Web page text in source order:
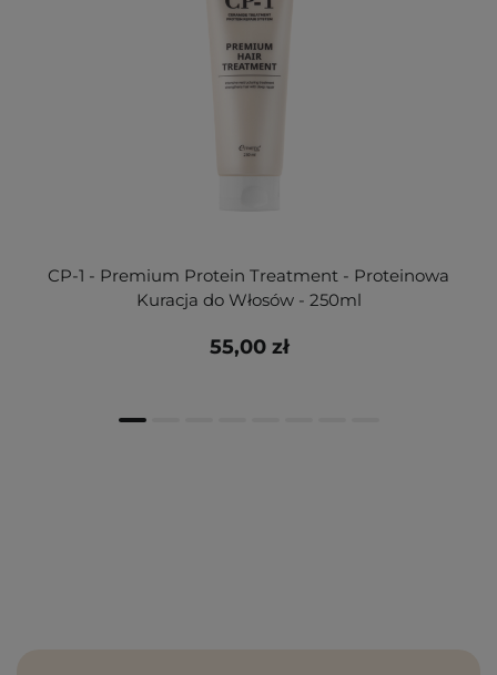
CP-1 - Premium Protein Treatment - Proteinowa
Kuracja do Włosów - 250ml
55,00 zł